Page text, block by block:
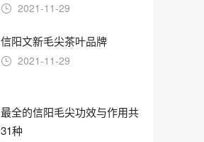
2021-11-29
信阳文新毛尖茶叶品牌
2021-11-29
最全的信阳毛尖功效与作用共
31种